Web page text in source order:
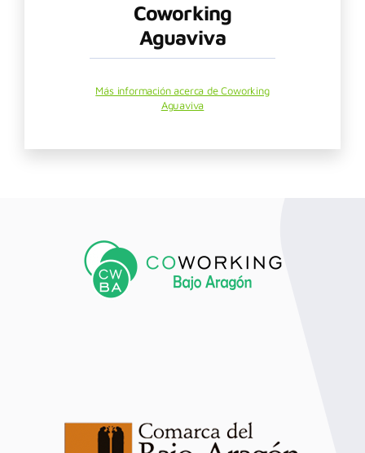
Coworking
Aguaviva
Más información acerca de Coworking
Aguaviva